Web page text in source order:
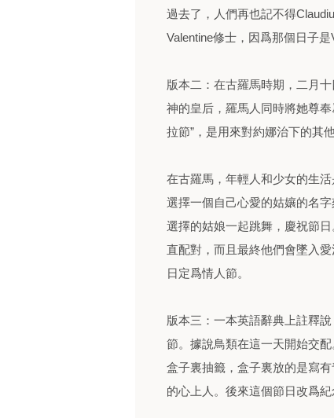
過去了，人們再也記不得
Valentine修士，因爲那個日子是
版本二：在古羅馬時期，二月
神的皇后，羅馬人同時將她尊
拉節”，是用來對約娜治下的其
在古羅馬，年輕人和少女的生
選擇一個自己心愛的姑孃的名
選擇的姑娘一起跳舞，慶祝節
直配對，而且最終他們會墜入
日定爲情人節。
版本三：一本英語辭典上註釋
節。據說鳥類在這一天開始交
盒子裏抽籤，盒子裏放的是寫
的心上人。後來這個節日改爲